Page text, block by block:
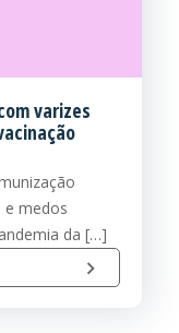
varizes
e medos
da […]